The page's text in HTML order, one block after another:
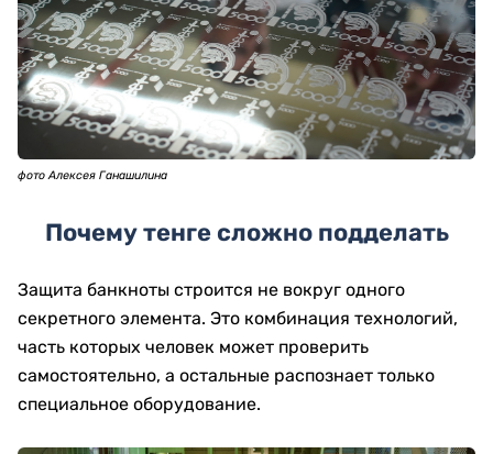
фото Алексея Ганашилина
Почему тенге сложно подделать
Защита банкноты строится не вокруг одного
секретного элемента. Это комбинация технологий,
часть которых человек может проверить
самостоятельно, а остальные распознает только
специальное оборудование.